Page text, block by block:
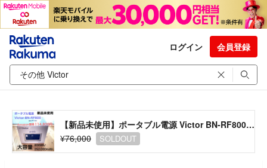
ログイン 会員登録
【新品未使用】ポータブル電源 Victor BN-RF800 国産806Wh大型
¥76,000
SOLDOUT